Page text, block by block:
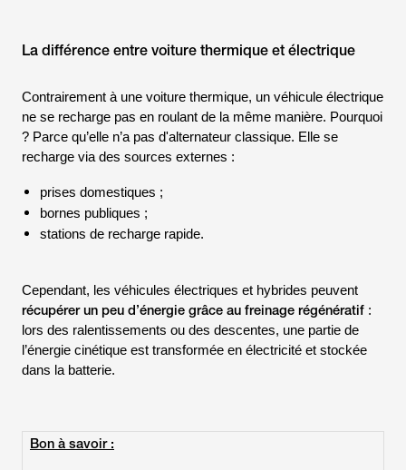
La différence entre voiture thermique et électrique
Contrairement à une voiture thermique, un véhicule électrique
ne se recharge pas en roulant de la même manière. Pourquoi
? Parce qu’elle n’a pas d'alternateur classique. Elle se
recharge via des sources externes :
prises domestiques ;
bornes publiques ;
stations de recharge rapide.
Cependant, les véhicules électriques et hybrides peuvent
récupérer un peu d’énergie grâce au freinage régénératif :
lors des ralentissements ou des descentes, une partie de
l’énergie cinétique est transformée en électricité et stockée
dans la batterie.
Bon à savoir :